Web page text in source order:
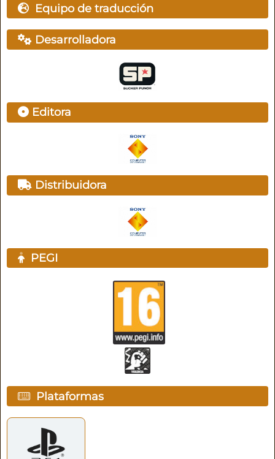
Equipo de traducción
Desarrolladora
Editora
Distribuidora
PEGI
Plataformas